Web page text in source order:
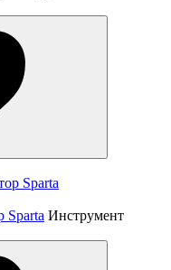
Sparta Инструмент